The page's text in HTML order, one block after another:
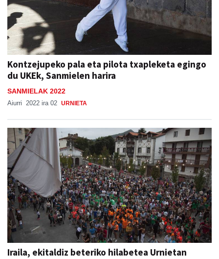
Kontzejupeko pala eta pilota txapleketa egingo
du UKEk, Sanmielen harira
SANMIELAK 2022
Aiurri 2022 ira 02 URNIETA
Iraila, ekitaldiz beteriko hilabetea Urnietan